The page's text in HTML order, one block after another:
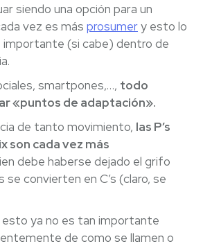
siendo una opción para un
vez es más prosumery esto lo
importante (si cabe) dentro de
smartpones,…, todo
«puntos de adaptación».
de tanto movimiento, las P’s
son cada vez más
debe haberse dejado el grifo
convierten en C’s (claro, se
ya no es tan importante
de como se llamen o